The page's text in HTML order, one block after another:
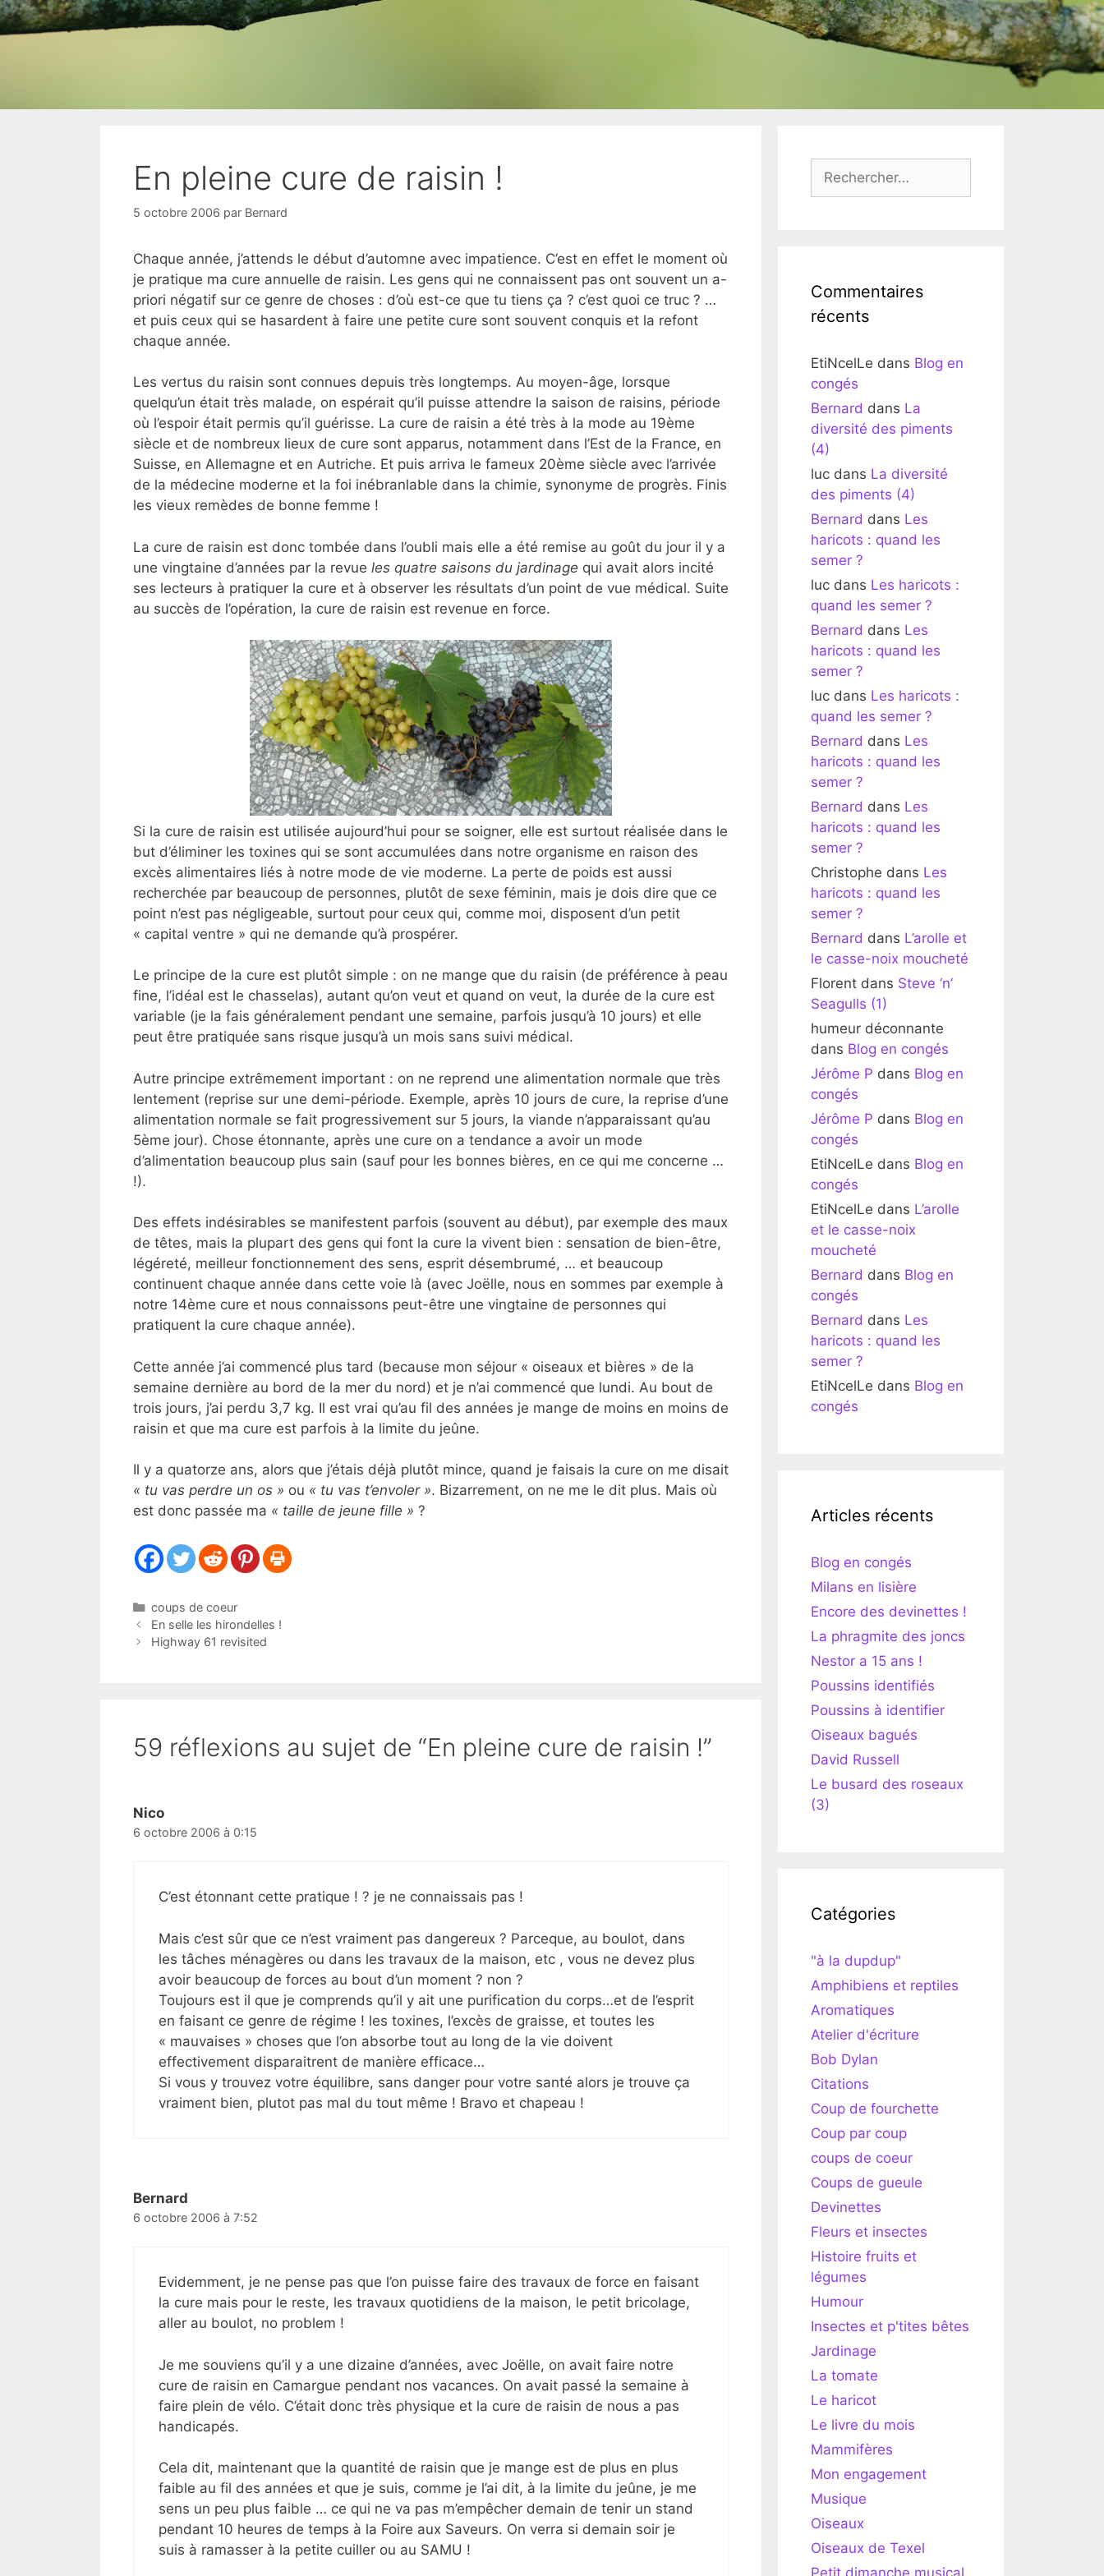
En pleine cure de raisin !
5 octobre 2006 par Bernard
Chaque année, j’attends le début d’automne avec impatience. C’est en effet le moment où
je pratique ma cure annuelle de raisin. Les gens qui ne connaissent pas ont souvent un a-
priori négatif sur ce genre de choses : d’où est-ce que tu tiens ça ? c’est quoi ce truc ? …
et puis ceux qui se hasardent à faire une petite cure sont souvent conquis et la refont
chaque année.
Les vertus du raisin sont connues depuis très longtemps. Au moyen-âge, lorsque
quelqu’un était très malade, on espérait qu’il puisse attendre la saison de raisins, période
où l’espoir était permis qu’il guérisse. La cure de raisin a été très à la mode au 19ème
siècle et de nombreux lieux de cure sont apparus, notamment dans l’Est de la France, en
Suisse, en Allemagne et en Autriche. Et puis arriva le fameux 20ème siècle avec l’arrivée
de la médecine moderne et la foi inébranlable dans la chimie, synonyme de progrès. Finis
les vieux remèdes de bonne femme !
La cure de raisin est donc tombée dans l’oubli mais elle a été remise au goût du jour il y a
une vingtaine d’années par la revue les quatre saisons du jardinage qui avait alors incité
ses lecteurs à pratiquer la cure et à observer les résultats d’un point de vue médical. Suite
au succès de l’opération, la cure de raisin est revenue en force.
Si la cure de raisin est utilisée aujourd’hui pour se soigner, elle est surtout réalisée dans le
but d’éliminer les toxines qui se sont accumulées dans notre organisme en raison des
excès alimentaires liés à notre mode de vie moderne. La perte de poids est aussi
recherchée par beaucoup de personnes, plutôt de sexe féminin, mais je dois dire que ce
point n’est pas négligeable, surtout pour ceux qui, comme moi, disposent d’un petit
« capital ventre » qui ne demande qu’à prospérer.
Le principe de la cure est plutôt simple : on ne mange que du raisin (de préférence à peau
fine, l’idéal est le chasselas), autant qu’on veut et quand on veut, la durée de la cure est
variable (je la fais généralement pendant une semaine, parfois jusqu’à 10 jours) et elle
peut être pratiquée sans risque jusqu’à un mois sans suivi médical.
Autre principe extrêmement important : on ne reprend une alimentation normale que très
lentement (reprise sur une demi-période. Exemple, après 10 jours de cure, la reprise d’une
alimentation normale se fait progressivement sur 5 jours, la viande n’apparaissant qu’au
5ème jour). Chose étonnante, après une cure on a tendance a avoir un mode
d’alimentation beaucoup plus sain (sauf pour les bonnes bières, en ce qui me concerne …
!).
Des effets indésirables se manifestent parfois (souvent au début), par exemple des maux
de têtes, mais la plupart des gens qui font la cure la vivent bien : sensation de bien-être,
légéreté, meilleur fonctionnement des sens, esprit désembrumé, … et beaucoup
continuent chaque année dans cette voie là (avec Joëlle, nous en sommes par exemple à
notre 14ème cure et nous connaissons peut-être une vingtaine de personnes qui
pratiquent la cure chaque année).
Cette année j’ai commencé plus tard (because mon séjour « oiseaux et bières » de la
semaine dernière au bord de la mer du nord) et je n’ai commencé que lundi. Au bout de
trois jours, j’ai perdu 3,7 kg. Il est vrai qu’au fil des années je mange de moins en moins de
raisin et que ma cure est parfois à la limite du jeûne.
Il y a quatorze ans, alors que j’étais déjà plutôt mince, quand je faisais la cure on me disait
« tu vas perdre un os » ou « tu vas t’envoler ». Bizarrement, on ne me le dit plus. Mais où
est donc passée ma « taille de jeune fille » ?
Catégories
coups de coeur
En selle les hirondelles !
Highway 61 revisited
59 réflexions au sujet de “En pleine cure de raisin !”
Nico
6 octobre 2006 à 0:15
C’est étonnant cette pratique ! ? je ne connaissais pas !
Mais c’est sûr que ce n’est vraiment pas dangereux ? Parceque, au boulot, dans
les tâches ménagères ou dans les travaux de la maison, etc , vous ne devez plus
avoir beaucoup de forces au bout d’un moment ? non ?
Toujours est il que je comprends qu’il y ait une purification du corps…et de l’esprit
en faisant ce genre de régime ! les toxines, l’excès de graisse, et toutes les
« mauvaises » choses que l’on absorbe tout au long de la vie doivent
effectivement disparaitrent de manière efficace…
Si vous y trouvez votre équilibre, sans danger pour votre santé alors je trouve ça
vraiment bien, plutot pas mal du tout même ! Bravo et chapeau !
Bernard
6 octobre 2006 à 7:52
Evidemment, je ne pense pas que l’on puisse faire des travaux de force en faisant
la cure mais pour le reste, les travaux quotidiens de la maison, le petit bricolage,
aller au boulot, no problem !
Je me souviens qu’il y a une dizaine d’années, avec Joëlle, on avait faire notre
cure de raisin en Camargue pendant nos vacances. On avait passé la semaine à
faire plein de vélo. C’était donc très physique et la cure de raisin de nous a pas
handicapés.
Cela dit, maintenant que la quantité de raisin que je mange est de plus en plus
faible au fil des années et que je suis, comme je l’ai dit, à la limite du jeûne, je me
sens un peu plus faible … ce qui ne va pas m’empêcher demain de tenir un stand
pendant 10 heures de temps à la Foire aux Saveurs. On verra si demain soir je
suis à ramasser à la petite cuiller ou au SAMU !
Commentaires
récents
EtiNcelLe dans Blog en
congés
Bernard dans La
diversité des piments
(4)
luc dans La diversité
des piments (4)
Bernard dans Les
haricots : quand les
semer ?
luc dans Les haricots :
quand les semer ?
Bernard dans Les
haricots : quand les
semer ?
luc dans Les haricots :
quand les semer ?
Bernard dans Les
haricots : quand les
semer ?
Bernard dans Les
haricots : quand les
semer ?
Christophe dans Les
haricots : quand les
semer ?
Bernard dans L’arolle et
le casse-noix moucheté
Florent dans Steve ‘n’
Seagulls (1)
humeur déconnante
dans Blog en congés
Jérôme P dans Blog en
congés
Jérôme P dans Blog en
congés
EtiNcelLe dans Blog en
congés
EtiNcelLe dans L’arolle
et le casse-noix
moucheté
Bernard dans Blog en
congés
Bernard dans Les
haricots : quand les
semer ?
EtiNcelLe dans Blog en
congés
Articles récents
Blog en congés
Milans en lisière
Encore des devinettes !
La phragmite des joncs
Nestor a 15 ans !
Poussins identifiés
Poussins à identifier
Oiseaux bagués
David Russell
Le busard des roseaux
(3)
Catégories
"à la dupdup"
Amphibiens et reptiles
Aromatiques
Atelier d'écriture
Bob Dylan
Citations
Coup de fourchette
Coup par coup
coups de coeur
Coups de gueule
Devinettes
Fleurs et insectes
Histoire fruits et
légumes
Humour
Insectes et p'tites bêtes
Jardinage
La tomate
Le haricot
Le livre du mois
Mammifères
Mon engagement
Musique
Oiseaux
Oiseaux de Texel
Petit dimanche musical